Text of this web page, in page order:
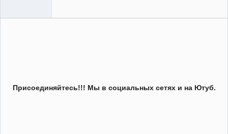
Присоединяйтесь!!! Мы в социальных сетях и на Ютуб.